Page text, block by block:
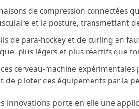
de compression connectées
et la posture, transmettant
de para-hockey et de curling en
plus légers et plus réactifs que
cerveau-machine
de piloter des équipements par la
innovations porte en elle une